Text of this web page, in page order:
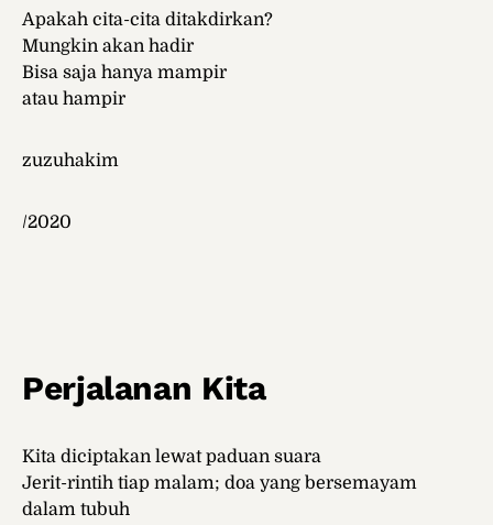
Apakah cita-cita ditakdirkan?
Mungkin akan hadir
Bisa saja hanya mampir
atau hampir
zuzuhakim
/2020
Perjalanan Kita
Kita diciptakan lewat paduan suara
Jerit-rintih tiap malam; doa yang bersemayam
dalam tubuh